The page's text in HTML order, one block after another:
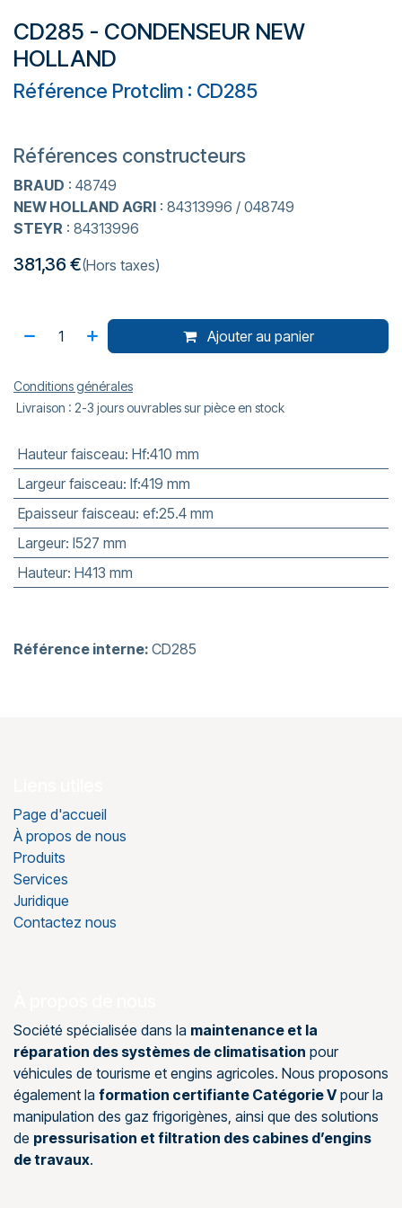
CD285 - CONDENSEUR NEW
HOLLAND
Référence Protclim : CD285
Références constructeurs
BRAUD : 48749
NEW HOLLAND AGRI : 84313996 / 048749
STEYR : 84313996
381,36€(Hors taxes)
Ajouter au panier
Conditions générales
Livraison : 2-3 jours ouvrables sur pièce en stock
Hauteur faisceau: Hf:410 mm
Largeur faisceau: lf:419 mm
Epaisseur faisceau: ef:25.4 mm
Largeur: l527 mm
Hauteur: H413 mm
Référence interne: CD285
Page d'accueil
À propos de nous
Produits
Services
Juridique
Contactez nous
Société spécialisée dans la maintenance et la
réparation des systèmes de climatisation pour
véhicules de tourisme et engins agricoles. Nous proposons
également la formation certifiante Catégorie Vpour la
manipulation des gaz frigorigènes, ainsi que des solutions
de pressurisation et filtration des cabines d’engins
de travaux.